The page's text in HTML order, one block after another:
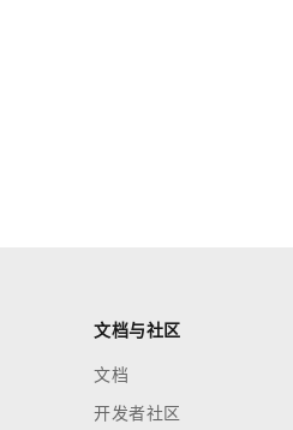
文档与社区
文档
开发者社区